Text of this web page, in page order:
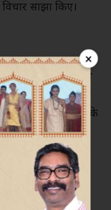
×
साझा किए।
रिज़वान अदातिया
ने कार्यक्रम
गुप्ता ने विद्यार्थियों के
वहीं सीईओ स्वदेश
उद्योग से जुड़ी
को अनुशासन और
की सलाह दी।